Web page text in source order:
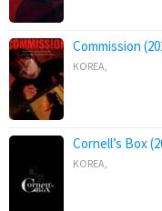
Commission
KOREA
Cornell’s Box
KOREA